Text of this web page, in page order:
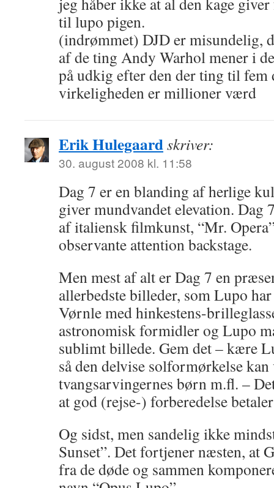
til lupo pigen.
(indrømmet) DJD er misundelig,
af de ting Andy Warhol mener i
på udkig efter den der ting til fem
virkeligheden er millioner værd
Erik Hulegaardskriver:
30. august 2008 kl. 11:58
Dag 7 er en blanding af herlige
giver mundvandet elevation. Dag
af italiensk filmkunst, “Mr.
observante attention backstage.
Men mest af alt er Dag 7 en
allerbedste billeder, som Lupo
Vørnle med hinkestens-
astronomisk formidler og Lupo
sublimt billede. Gem det – kære
så den delvise solformørkelse
tvangsarvingernes børn m.fl. –
at god (rejse-) forberedelse
Og sidst, men sandelig ikke
Sunset”. Det fortjener næsten, at
fra de døde og sammen